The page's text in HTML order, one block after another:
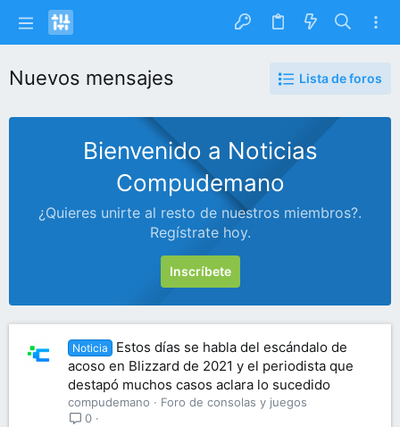
Nuevos mensajes Lista de foros
Bienvenido a Noticias
Compudemano
¿Quieres unirte al resto de nuestros miembros?.
Regístrate hoy.
Inscríbete
Noticia
Estos días se habla del escándalo de
acoso en Blizzard de 2021 y el periodista que
destapó muchos casos aclara lo sucedido
compudemano
Foro de consolas y juegos
0